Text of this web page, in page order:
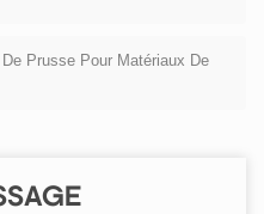
Prusse Pour Matériaux De